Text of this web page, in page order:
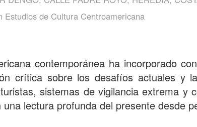
Estudios de Cultura Centroamericana
contemporánea ha incorporado
crítica sobre los desafíos actuales y
sistemas de vigilancia extrema y
lectura profunda del presente desde